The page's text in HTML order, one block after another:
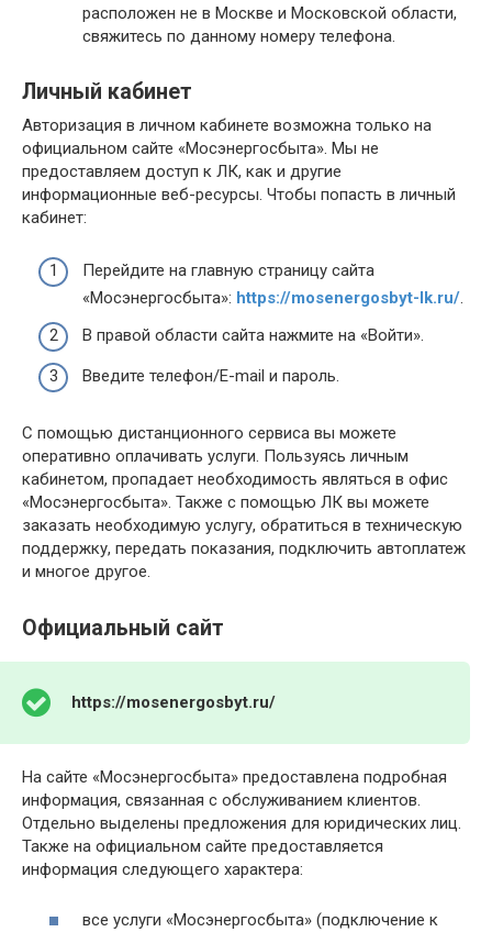
расположен не в Москве и Московской области,
свяжитесь по данному номеру телефона.
Личный кабинет
Авторизация в личном кабинете возможна только на
официальном сайте «Мосэнергосбыта». Мы не
предоставляем доступ к ЛК, как и другие
информационные веб-ресурсы. Чтобы попасть в личный
кабинет:
Перейдите на главную страницу сайта
«Мосэнергосбыта»: https://mosenergosbyt-lk.ru/.
В правой области сайта нажмите на «Войти».
Введите телефон/E-mail и пароль.
С помощью дистанционного сервиса вы можете
оперативно оплачивать услуги. Пользуясь личным
кабинетом, пропадает необходимость являться в офис
«Мосэнергосбыта». Также с помощью ЛК вы можете
заказать необходимую услугу, обратиться в техническую
поддержку, передать показания, подключить автоплатеж
и многое другое.
Официальный сайт
https://mosenergosbyt.ru/
На сайте «Мосэнергосбыта» предоставлена подробная
информация, связанная с обслуживанием клиентов.
Отдельно выделены предложения для юридических лиц.
Также на официальном сайте предоставляется
информация следующего характера:
все услуги «Мосэнергосбыта» (подключение к